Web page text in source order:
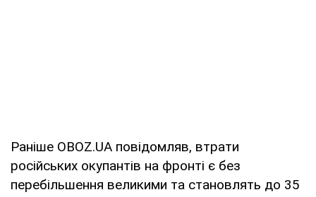
Раніше OBOZ.UA повідомляв, втрати
російських окупантів на фронті є без
перебільшення великими та становлять до 35